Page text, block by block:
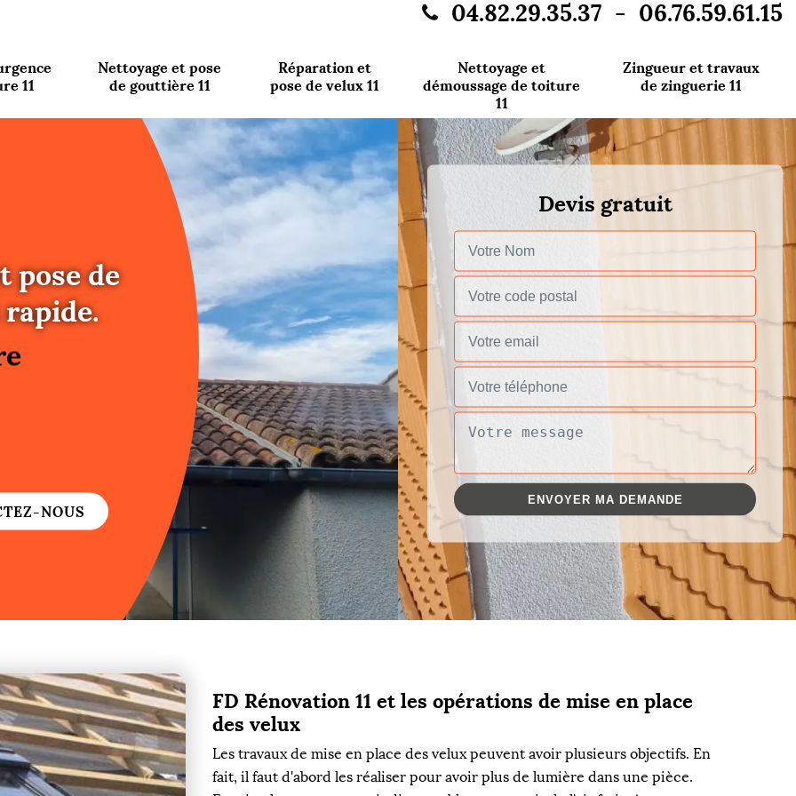
04.82.29.35.37 - 06.76.59.61.15
11
Nettoyage et pose
de gouttière 11
Réparation et
pose de velux 11
Nettoyage et
démoussage de toiture
11
Zingueur et travaux
de zinguerie 11
pose de
NOUS
Devis gratuit
FD Rénovation 11 et les opérations de mise en place
des velux
Les travaux de mise en place des velux peuvent avoir plusieurs objectifs. En
fait, il faut d'abord les réaliser pour avoir plus de lumière dans une pièce.